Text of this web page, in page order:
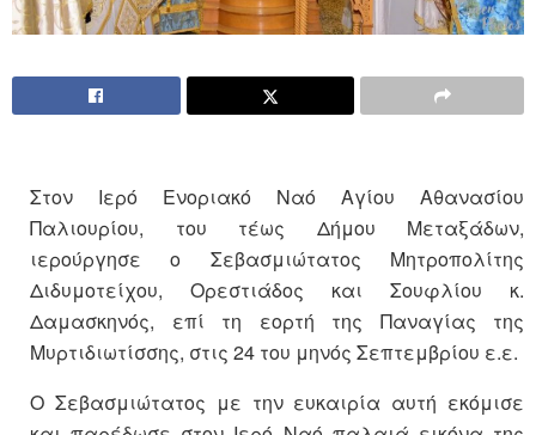
Στον Ιερό Ενοριακό Ναό Αγίου Αθανασίου
Παλιουρίου, του τέως Δήμου Μεταξάδων,
ιερούργησε ο Σεβασμιώτατος Μητροπολίτης
Διδυμοτείχου, Ορεστιάδος και Σουφλίου κ.
Δαμασκηνός, επί τη εορτή της Παναγίας της
Μυρτιδιωτίσσης, στις 24 του μηνός Σεπτεμβρίου ε.ε.
Ο Σεβασμιώτατος με την ευκαιρία αυτή εκόμισε